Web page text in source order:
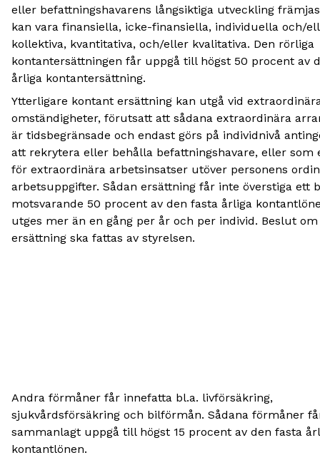
eller befattningshavarens långsiktiga utveckling
kan vara finansiella, icke-finansiella, individuella och/
kollektiva, kvantitativa, och/eller kvalitativa. Den rörliga
kontantersättningen får uppgå till högst 50 procent av
årliga kontantersättning.
Ytterligare kontant ersättning kan utgå vid
omständigheter, förutsatt att sådana extraordinära
är tidsbegränsade och endast görs på individnivå
att rekrytera eller behålla befattningshavare, eller som
för extraordinära arbetsinsatser utöver personens
arbetsuppgifter. Sådan ersättning får inte överstiga ett
motsvarande 50 procent av den fasta årliga
utges mer än en gång per år och per individ. Beslut om
ersättning ska fattas av styrelsen.
Andra förmåner får innefatta bl.a. livförsäkring,
sjukvårdsförsäkring och bilförmån. Sådana förmåner
sammanlagt uppgå till högst 15 procent av den fasta
kontantlönen.